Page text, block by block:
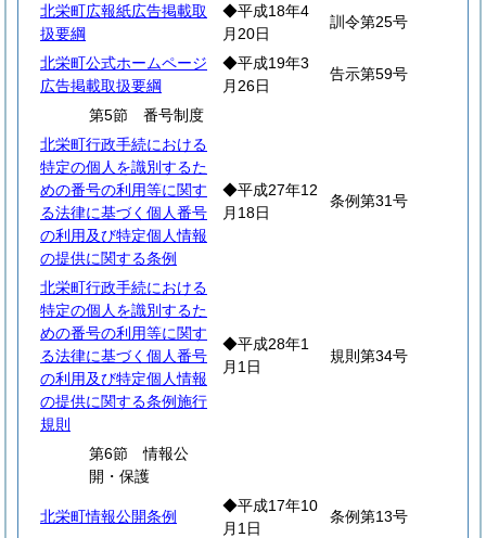
北栄町広報紙広告掲載取
扱要綱
◆平成18年4
月20日
訓令第25号
北栄町公式ホームページ
広告掲載取扱要綱
◆平成19年3
月26日
告示第59号
第5節 番号制度
北栄町行政手続における
特定の個人を識別するた
めの番号の利用等に関す
る法律に基づく個人番号
の利用及び特定個人情報
の提供に関する条例
◆平成27年12
月18日
条例第31号
北栄町行政手続における
特定の個人を識別するた
めの番号の利用等に関す
る法律に基づく個人番号
の利用及び特定個人情報
の提供に関する条例施行
規則
◆平成28年1
月1日
規則第34号
第6節 情報公
開・保護
北栄町情報公開条例
◆平成17年10
月1日
条例第13号